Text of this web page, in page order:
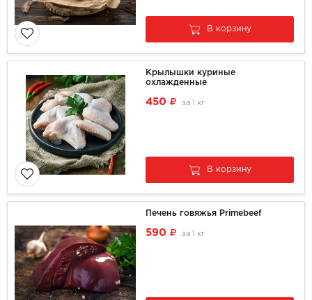
В корзину
Крылышки куриные
охлажденные
450 за 1 кг
В корзину
Печень говяжья Primebeef
590 за 1 кг